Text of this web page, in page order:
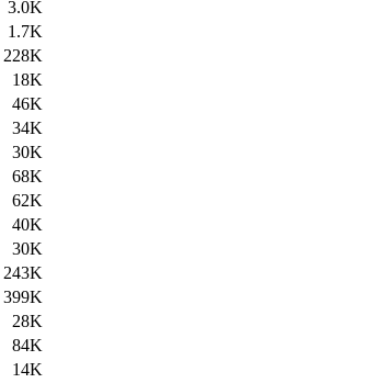
3.0K
1.7K
228K
18K
46K
34K
30K
68K
62K
40K
30K
243K
399K
28K
84K
14K